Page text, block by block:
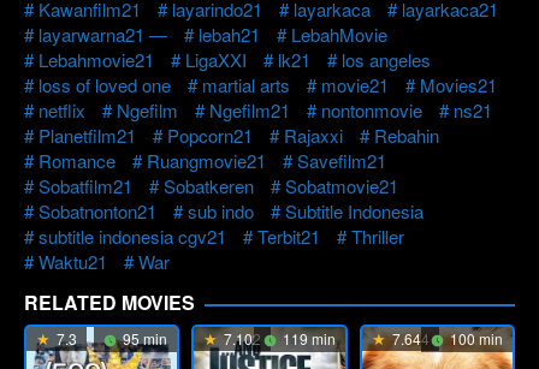
Kawanfilm21 layarindo21 layarkaca
layarkaca21
layarwarna21 —
lebah21
LebahMovie
Lebahmovie21
LigaXXI lk21
los angeles
loss of loved one
martial arts movie21
Movies21
netflix
Ngefilm Ngefilm21 nontonmovie
ns21
Planetfilm21
Popcorn21 Rajaxxi
Rebahin
Romance
Ruangmovie21
Savefilm21
Sobatfilm21
Sobatkeren
Sobatmovie21
Sobatnonton21
sub indo
Subtitle Indonesia
subtitle indonesia cgv21
Terbit21
Thriller
Waktu21
War
RELATED MOVIES
7.3 95 min 7.102 119 min 7.644 100 min